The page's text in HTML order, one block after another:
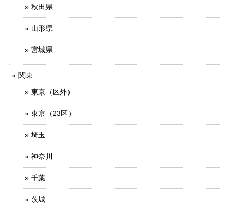
秋田県
山形県
宮城県
関東
東京（区外）
東京（23区）
埼玉
神奈川
千葉
茨城